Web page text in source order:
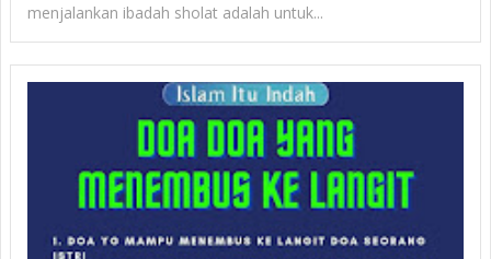
menjalankan ibadah sholat adalah untuk...